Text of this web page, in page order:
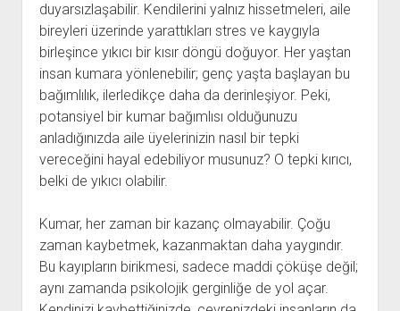
duyarsızlaşabilir. Kendilerini yalnız hissetmeleri, aile
bireyleri üzerinde yarattıkları stres ve kaygıyla
birleşince yıkıcı bir kısır döngü doğuyor. Her yaştan
insan kumara yönlenebilir; genç yaşta başlayan bu
bağımlılık, ilerledikçe daha da derinleşiyor. Peki,
potansiyel bir kumar bağımlısı olduğunuzu
anladığınızda aile üyelerinizin nasıl bir tepki
vereceğini hayal edebiliyor musunuz? O tepki kırıcı,
belki de yıkıcı olabilir.
Kumar, her zaman bir kazanç olmayabilir. Çoğu
zaman kaybetmek, kazanmaktan daha yaygındır.
Bu kayıpların birikmesi, sadece maddi çöküşe değil;
aynı zamanda psikolojik gerginliğe de yol açar.